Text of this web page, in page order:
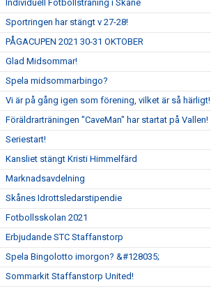
Individuell Fotbollsträning i Skåne
Sportringen har stängt v 27-28!
PÅGACUPEN 2021 30-31 OKTOBER
Glad Midsommar!
Spela midsommarbingo?
Vi är på gång igen som förening, vilket är så härligt!
Föräldrarträningen "CaveMan" har startat på Vallen!
Seriestart!
Kansliet stängt Kristi Himmelfärd
Marknadsavdelning
Skånes Idrottsledarstipendie
Fotbollsskolan 2021
Erbjudande STC Staffanstorp
Spela Bingolotto imorgon? &#128035;
Sommarkit Staffanstorp United!